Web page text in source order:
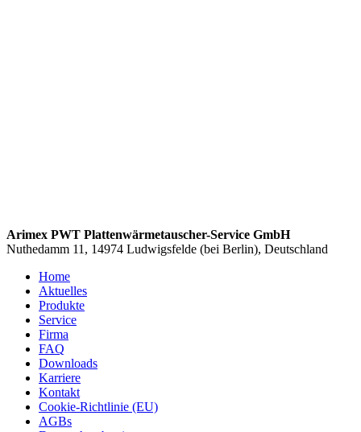
Arimex PWT Plattenwärmetauscher-Service GmbH
Nuthedamm 11, 14974 Ludwigsfelde (bei Berlin), Deutschland
Home
Aktuelles
Produkte
Service
Firma
FAQ
Downloads
Karriere
Kontakt
Cookie-Richtlinie (EU)
AGBs